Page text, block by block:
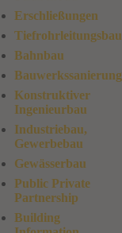
Erschließungen
Tiefrohrleitungsbau
Bahnbau
Bauwerkssanierung
Konstruktiver
Ingenieurbau
Industriebau,
Gewerbebau
Gewässerbau
Public Private
Partnership
Building